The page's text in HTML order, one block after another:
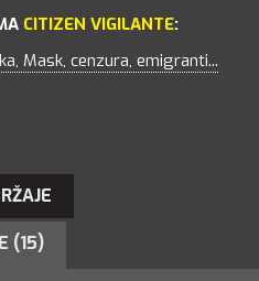
CITIZEN VIGILANTE:
Mask, cenzura, emigranti...
(15)